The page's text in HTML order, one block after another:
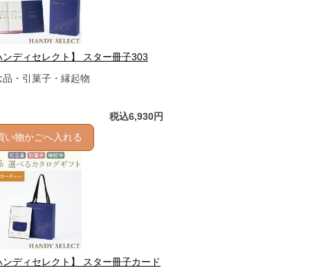
ンディセレクト】 スター冊子303
品・引菓子・縁起物
税込6,930円
い物かごへ入れる
ンディセレクト】 スター冊子カード